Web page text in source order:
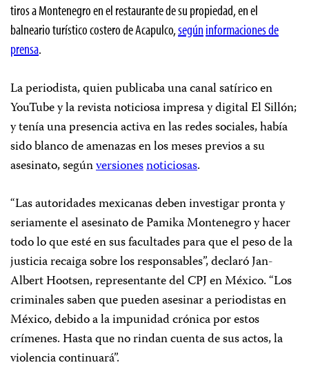
tiros a Montenegro en el restaurante de su propiedad, en el
balneario turístico costero de Acapulco,según informaciones de
prensa.
La periodista, quien publicaba una canal satírico en
YouTube y la revista noticiosa impresa y digitalEl Sillón;
y tenía una presencia activa en las redes sociales, había
sido blanco de amenazas en los meses previos a su
asesinato, segúnversionesnoticiosas.
“Las autoridades mexicanas deben investigar pronta y
seriamente el asesinato de Pamika Montenegro y hacer
todo lo que esté en sus facultades para que el peso de la
justicia recaiga sobre los responsables”, declaró Jan-
Albert Hootsen, representante del CPJ en México. “Los
criminales saben que pueden asesinar a periodistas en
México, debido a la impunidad crónica por estos
crímenes. Hasta que no rindan cuenta de sus actos, la
violencia continuará”.